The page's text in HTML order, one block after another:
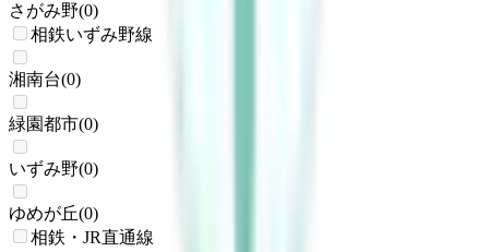
さがみ野(0)
相鉄いずみ野線
湘南台(0)
緑園都市(0)
いずみ野(0)
ゆめが丘(0)
相鉄・JR直通線